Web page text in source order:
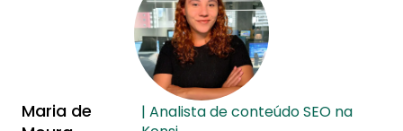
Maria de
| Analista de conteúdo SEO na